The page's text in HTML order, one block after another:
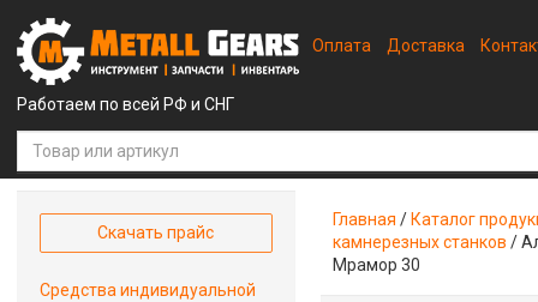
Работаем по всей РФ и СНГ
Оплата Доставка
Главная / Каталог
камнерезных станков /
Мрамор 30
Скачать прайс
Средства индивидуальной